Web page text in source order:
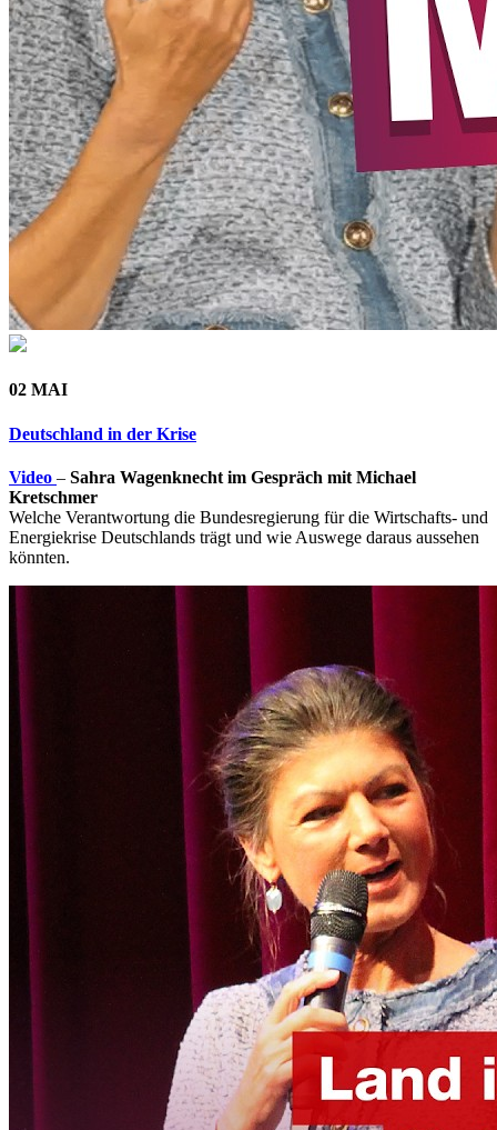
02 MAI
Deutschland in der Krise
Video – Sahra Wagenknecht im Gespräch mit Michael
Kretschmer
Welche Verantwortung die Bundesregierung für die Wirtschafts- und
Energiekrise Deutschlands trägt und wie Auswege daraus aussehen
könnten.